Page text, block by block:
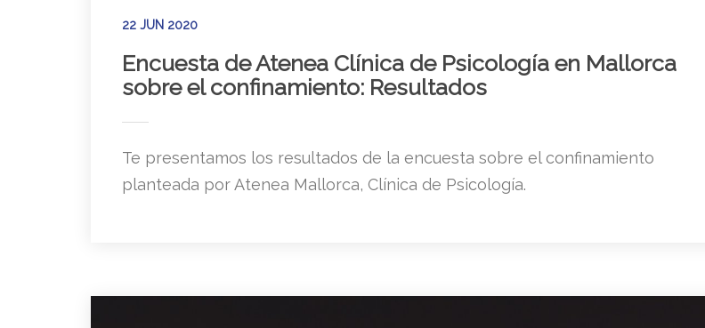
22 JUN 2020
Encuesta de Atenea Clínica de Psicología en Mallorca
sobre el confinamiento: Resultados
Te presentamos los resultados de la encuesta sobre el confinamiento
planteada por Atenea Mallorca, Clínica de Psicología.